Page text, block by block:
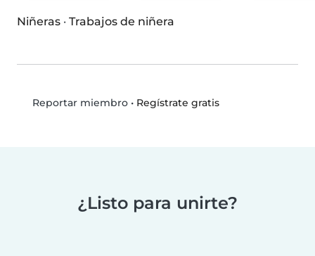
Niñeras · Trabajos de niñera
Reportar miembro• Regístrate gratis
¿Listo para unirte?